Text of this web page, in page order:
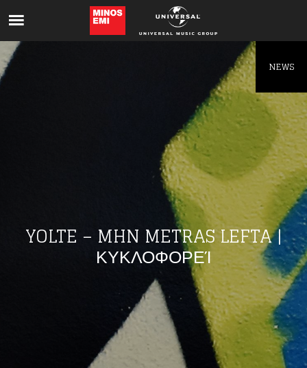
YOLTE – MHN METRAS LEFTA |
ΚΥΚΛΟΦΟΡΕΊ
NEWS
Like being first?
Get news from your favorite artists before
everyone else.